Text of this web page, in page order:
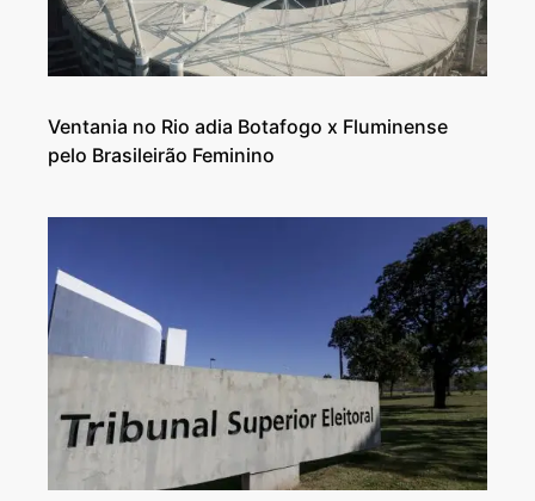
Ventania no Rio adia Botafogo x Fluminense
pelo Brasileirão Feminino